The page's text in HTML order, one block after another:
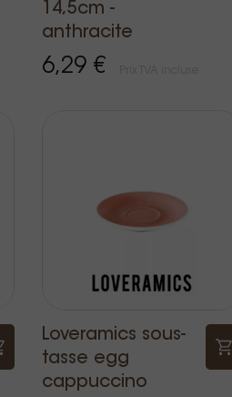
14,5cm -
anthracite
6,29 €
Loveramics sous-
tasse egg
cappuccino